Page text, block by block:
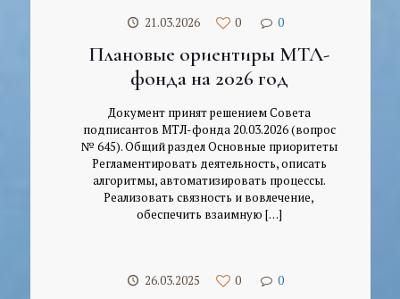
21.03.2026 0 0
Плановые ориентиры МТЛ-
фонда на 2026 год
Документ принят решением Совета
подписантов МТЛ-фонда 20.03.2026 (вопрос
№ 645). Общий раздел Основные приоритеты
Регламентировать деятельность, описать
алгоритмы, автоматизировать процессы.
Реализовать связность и вовлечение,
обеспечить взаимную […]
26.03.2025 0 0